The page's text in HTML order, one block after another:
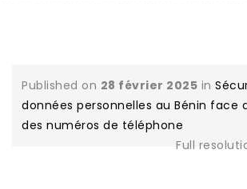
Published on 28 février 2025 in
données personnelles au Bénin face
des numéros de téléphone
Full